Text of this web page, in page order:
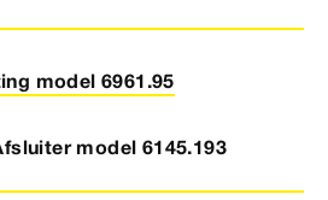
model 6961.95
model 6145.193